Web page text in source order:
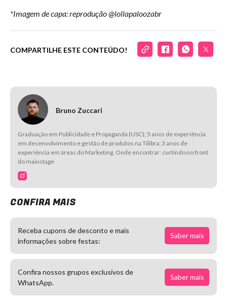
*Imagem de capa: reprodução @lollapaloozabr
COMPARTILHE ESTE CONTEÚDO!
Bruno Zuccari
Graduação em Publicidade e Propaganda (USC); 5 anos de experiência
em desenvolvimento e gestão de produtos na Tilibra; 3 anos de
experiência em áreas do Marketing. Onde encontrar: curtindo no front
do mainstage
CONFIRA MAIS
Receba cupons de desconto e mais
informações sobre festas:
Saber mais
Confira nossos grupos exclusivos de
WhatsApp.
Saber mais